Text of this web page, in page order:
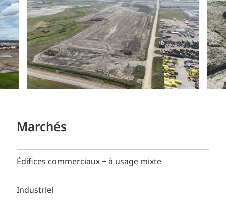
Marchés
Édifices commerciaux + à usage mixte
Industriel